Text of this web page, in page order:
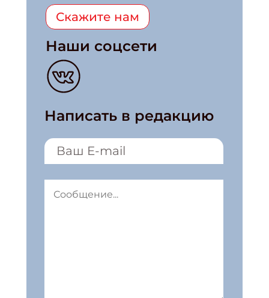
Скажите нам
Наши соцсети
Написать в редакцию